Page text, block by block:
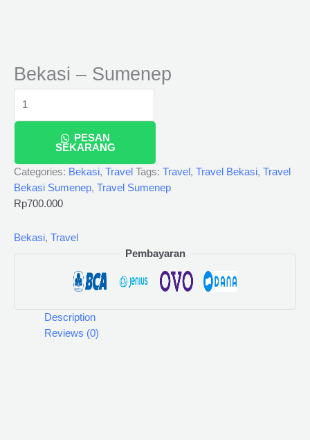
Bekasi – Sumenep
PESAN
SEKARANG
Categories: Bekasi, Travel Tags: Travel , Travel Bekasi, Travel
Bekasi Sumenep, Travel Sumenep
Rp700.000
Bekasi, Travel
Pembayaran
Description
Reviews (0)